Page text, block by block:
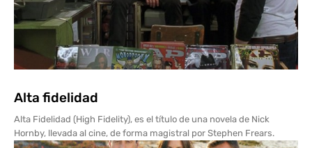
Alta fidelidad
Alta Fidelidad (High Fidelity), es el título de una novela de Nick
Hornby, llevada al cine, de forma magistral por Stephen Frears.